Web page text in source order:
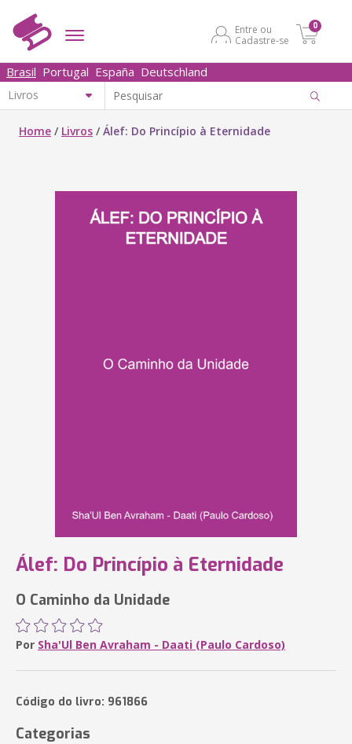
Entre ou
Cadastre-se
0
Brasil Portugal España Deutschland
Home / Livros /Álef: Do Princípio à Eternidade
Álef: Do Princípio à Eternidade
O Caminho da Unidade
Por Sha'Ul Ben Avraham - Daati (Paulo Cardoso)
Código do livro: 961866
Categorias